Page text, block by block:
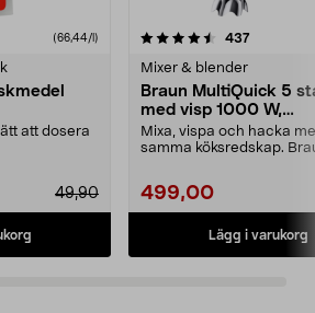
(66,44/l)
att dosera
49,90
437
Mixer & blender
Braun MultiQuick 5
med visp 1000 W,
MQ50202M
Mixa, vispa och hacka
samma köksredskap.
499,00
Lägg i varukorg
4.5 av 5 stjärnor